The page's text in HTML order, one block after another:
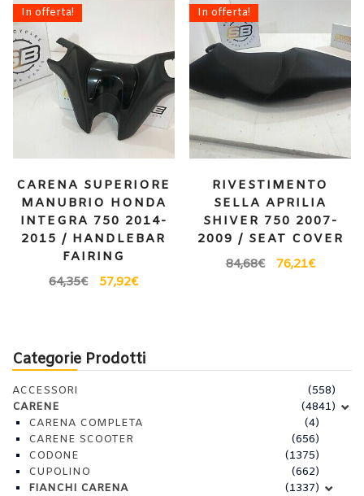
In offerta!
CARENA SUPERIORE
MANUBRIO HONDA
INTEGRA 750 2014-
2015 / HANDLEBAR
FAIRING
64,35€ 57,92€
In offerta!
RIVESTIMENTO
SELLA APRILIA
SHIVER 750 2007-
2009 / SEAT COVER
84,68€ 76,21€
Categorie Prodotti
ACCESSORI
(558)
CARENE
(4841)
CARENA COMPLETA
(4)
CARENE SCOOTER
(656)
CODONE
(1375)
CUPOLINO
(662)
FIANCHI CARENA
(1337)